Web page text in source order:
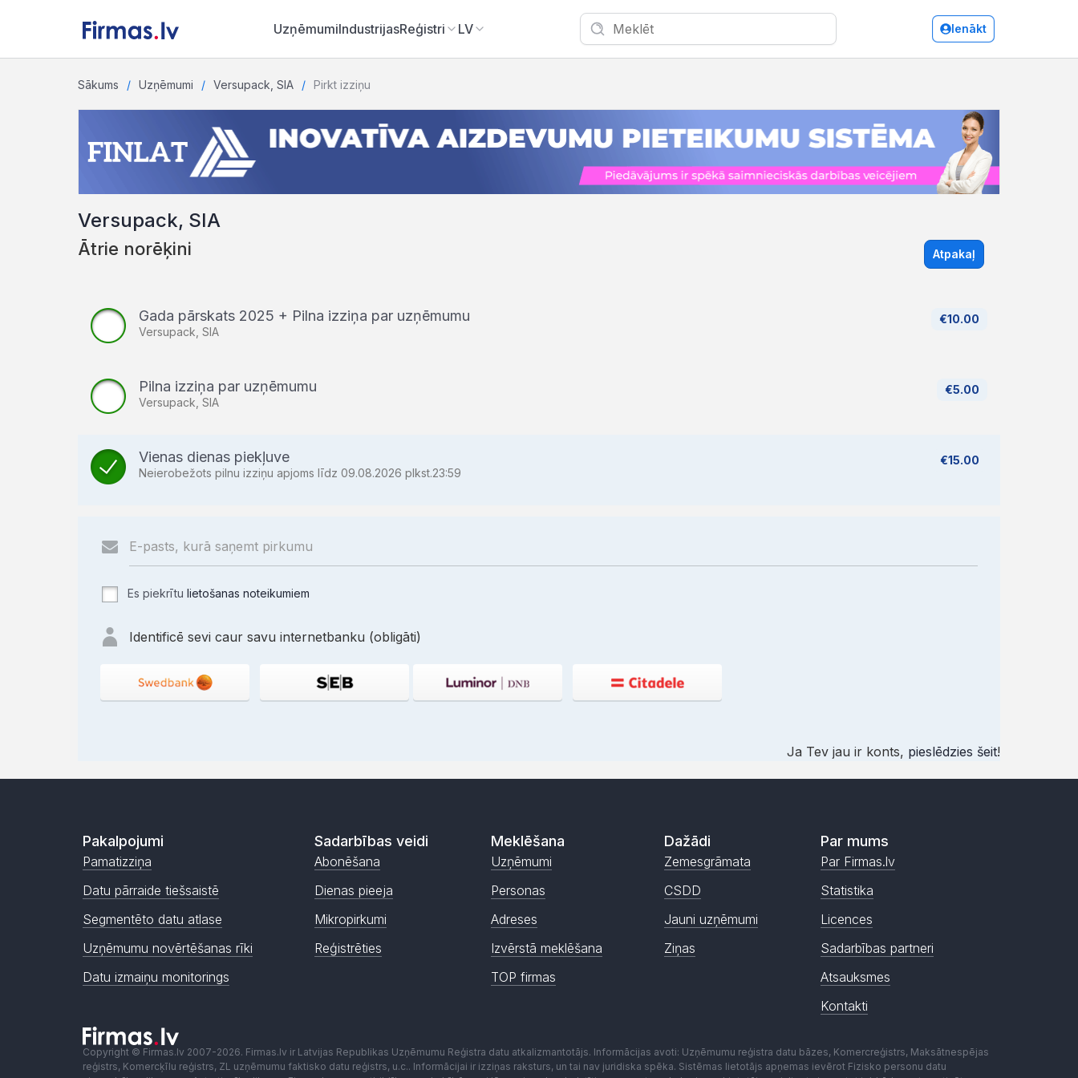
UzņēmumiIndustrijasReģistri LV Ienākt
Sākums Uzņēmumi Versupack, SIA Pirkt izziņu
Versupack, SIA
Ātrie norēķini Atpakaļ
€10.00
Gada pārskats 2025 + Pilna izziņa par uzņēmumu
Versupack, SIA
€5.00
Pilna izziņa par uzņēmumu
Versupack, SIA
€15.00
Vienas dienas piekļuve
Neierobežots pilnu izziņu apjoms līdz 09.08.2026 plkst.23:59
Es piekrītu lietošanas noteikumiem
Identificē sevi caur savu internetbanku (obligāti)
Ja Tev jau ir konts, pieslēdzies šeit!
Pakalpojumi
Pamatizziņa
Datu pārraide tiešsaistē
Segmentēto datu atlase
Uzņēmumu novērtēšanas rīki
Datu izmaiņu monitorings
Sadarbības veidi
Abonēšana
Dienas pieeja
Mikropirkumi
Reģistrēties
Meklēšana
Uzņēmumi
Personas
Adreses
Izvērstā meklēšana
TOP firmas
Dažādi
Zemesgrāmata
CSDD
Jauni uzņēmumi
Ziņas
Par mums
Par Firmas.lv
Statistika
Licences
Sadarbības partneri
Atsauksmes
Kontakti
Copyright © Firmas.lv 2007-2026. Firmas.lv ir Latvijas Republikas Uzņēmumu Reģistra datu atkalizmantotājs. Informācijas avoti: Uzņēmumu reģistra datu bāzes, Komercreģistrs, Maksātnespējas
reģistrs, Komercķīlu reģistrs, ZL uzņēmumu faktisko datu reģistrs, u.c.. Informācijai ir izziņas raksturs, un tai nav juridiska spēka. Sistēmas lietotājs apņemas ievērot Fizisko personu datu